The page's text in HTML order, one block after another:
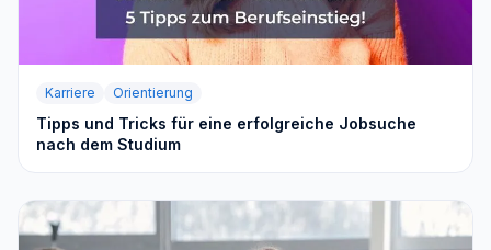
Karriere Orientierung
Tipps und Tricks für eine erfolgreiche Jobsuche
nach dem Studium